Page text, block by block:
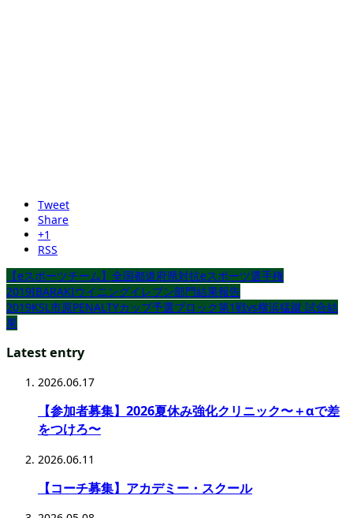
Tweet
Share
+1
RSS
【eスポーツチーム】全国都道府県対抗eスポーツ選手権
2019IBARAKIウイニングイレブン部門結果報告
2019KSL市原PENALTYカップ予選ブロック第1戦vs横浜猛蹴 試合結
果
Latest entry
2026.06.17
【参加者募集】2026夏休み強化クリニック〜＋αで差
をつけろ〜
2026.06.11
【コーチ募集】アカデミー・スクール